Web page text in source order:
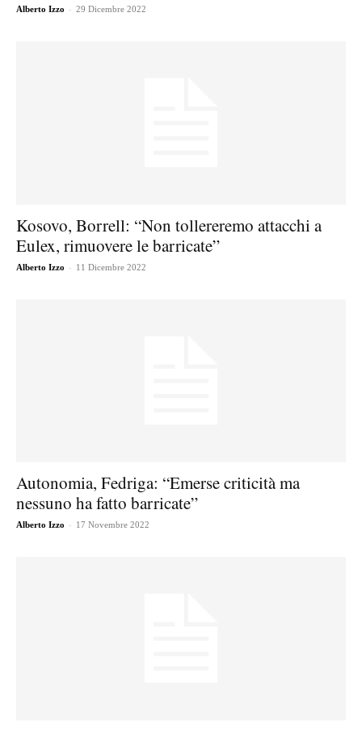
Alberto Izzo - 29 Dicembre 2022
Kosovo, Borrell: “Non tollereremo attacchi a
Eulex, rimuovere le barricate”
Alberto Izzo - 11 Dicembre 2022
Autonomia, Fedriga: “Emerse criticità ma
nessuno ha fatto barricate”
Alberto Izzo - 17 Novembre 2022